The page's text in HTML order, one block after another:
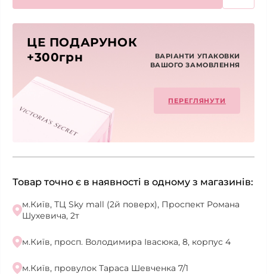
ЦЕ ПОДАРУНОК
+300грн
ВАРІАНТИ УПАКОВКИ
ВАШОГО ЗАМОВЛЕННЯ
ПЕРЕГЛЯНУТИ
Товар точно є в наявності в одному з магазинів:
м.Київ, ТЦ Sky mall (2й поверх), Проспект Романа
Шухевича, 2т
м.Київ, просп. Володимира Івасюка, 8, корпус 4
м.Київ, провулок Тараса Шевченка 7/1